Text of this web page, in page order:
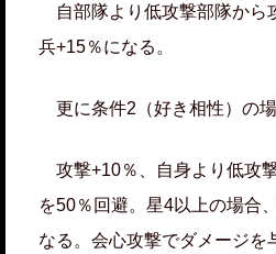
自部隊より低攻撃部隊から
兵+15％になる。
更に条件2（好き相性）の場
攻撃+10％、自身より低攻
を50％回避。星4以上の場合
なる。会心攻撃でダメージを